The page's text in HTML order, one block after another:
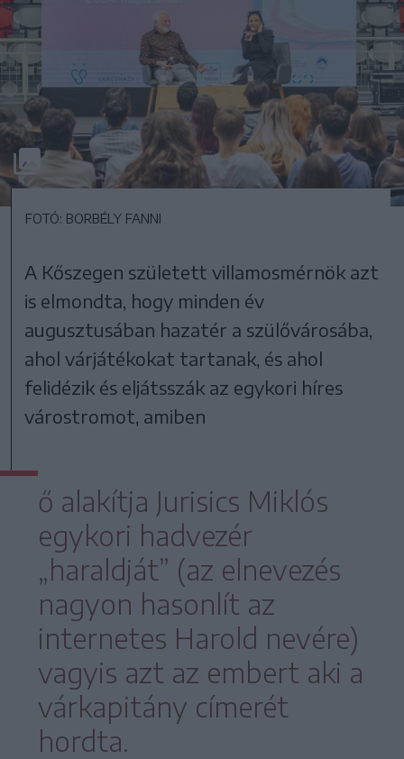
FOTÓ: BORBÉLY FANNI
A Kőszegen született villamosmérnök azt
is elmondta, hogy minden év
augusztusában hazatér a szülővárosába,
ahol várjátékokat tartanak, és ahol
felidézik és eljátsszák az egykori híres
várostromot, amiben
ő alakítja Jurisics Miklós
egykori hadvezér
„haraldját” (az elnevezés
nagyon hasonlít az
internetes Harold nevére)
vagyis azt az embert aki a
várkapitány címerét
hordta.